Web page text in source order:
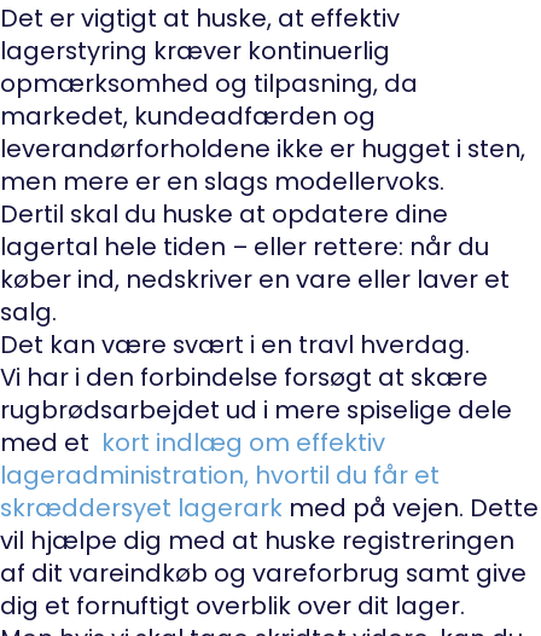
Det er vigtigt at huske, at effektiv
lagerstyring kræver kontinuerlig
opmærksomhed og tilpasning, da
markedet, kundeadfærden og
leverandørforholdene ikke er hugget i sten,
men mere er en slags modellervoks.
Dertil skal du huske at opdatere dine
lagertal hele tiden – eller rettere: når du
køber ind, nedskriver en vare eller laver et
salg.
Det kan være svært i en travl hverdag.
Vi har i den forbindelse forsøgt at skære
rugbrødsarbejdet ud i mere spiselige dele
med et kort indlæg om effektiv
lageradministration, hvortil du får et
skræddersyet lagerark med på vejen. Dette
vil hjælpe dig med at huske registreringen
af dit vareindkøb og vareforbrug samt give
dig et fornuftigt overblik over dit lager.